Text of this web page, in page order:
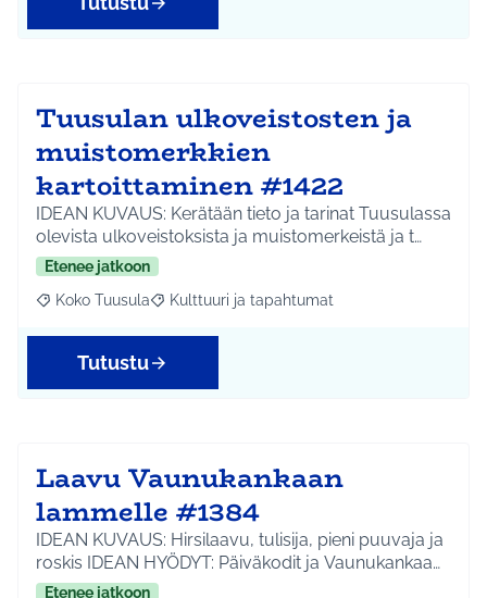
Tuusulan ulkoveistosten ja
muistomerkkien
kartoittaminen #1422
IDEAN KUVAUS: Kerätään tieto ja tarinat Tuusulassa
olevista ulkoveistoksista ja muistomerkeistä ja t…
Etenee jatkoon
Rajaa tulokset aihepiirin mukaan: Koko Tuusula
Koko Tuusula Rajaa tulokset teeman mukaan: Kulttuuri ja
Kulttuuri ja tapahtumat
Tutustu
Laavu Vaunukankaan
lammelle #1384
IDEAN KUVAUS: Hirsilaavu, tulisija, pieni puuvaja ja
roskis IDEAN HYÖDYT: Päiväkodit ja Vaunukankaa…
Etenee jatkoon